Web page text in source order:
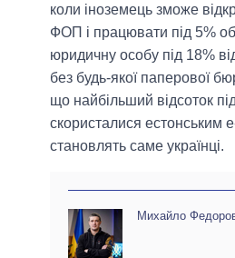
коли іноземець зможе
ФОП і працювати під 5%
юридичну особу під 18%
без будь-якої паперової
що найбільший відсоток
скористалися естонським
становлять саме українці.
Михайло